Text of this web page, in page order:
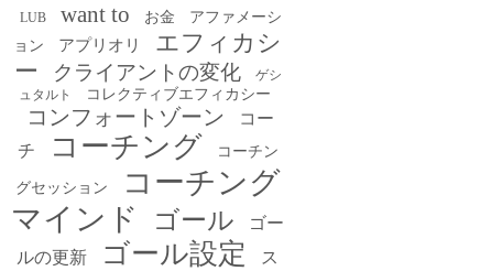
LUB want to お金
アファメーシ
ョン
アプリオリ
エフィカシ
ー
クライアントの変化
ゲシ
ュタルト
コレクティブエフィカシー
コンフォートゾーン
コー
チ
コーチング コーチン
グセッション
コーチング
マインド
ゴール
ゴー
ルの更新
ゴール設定
ス